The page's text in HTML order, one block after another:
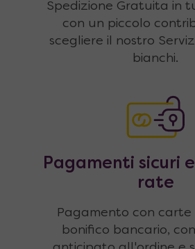
Spedizione Gratuita in
con un piccolo
scegliere il nostro
bianchi.
Pagamenti sicuri
rate
Pagamento con carte
bonifico bancario,